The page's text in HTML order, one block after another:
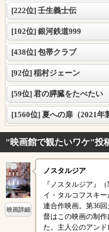
[222位] 壬生義士伝
[102位] 銀河鉄道999
[438位] 包帯クラブ
[92位] 稲村ジェーン
[59位] 君の膵臓をたべたい
[1560位] 夏への扉（2021年
"映画館で観たいワケ"投
映画詳細
ノスタルジア
『ノスタルジア』
イ・タルコフスキ
連合作映画。第36
督はこの映画の制
た。主人公のアン